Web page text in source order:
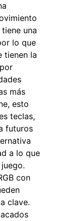
una
lo que
tienen la
más
esto
teclas,
futuros
a lo que
con
clave.